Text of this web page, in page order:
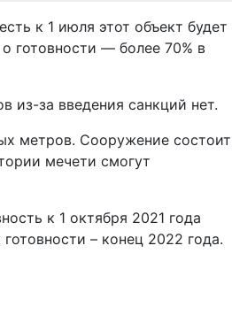
к 1 июля этот объект будет
готовности — более 70% в
из-за введения санкций нет.
метров. Сооружение состоит
мечети смогут
к 1 октября 2021 года
– конец 2022 года.